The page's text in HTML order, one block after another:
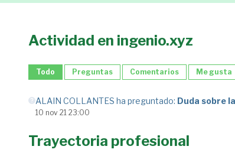
Actividad en ingenio.xyz
Todo Preguntas Comentarios Me gusta
ALAIN COLLANTES ha preguntado: Duda sobre
10 nov 21 23:00
Trayectoria profesional